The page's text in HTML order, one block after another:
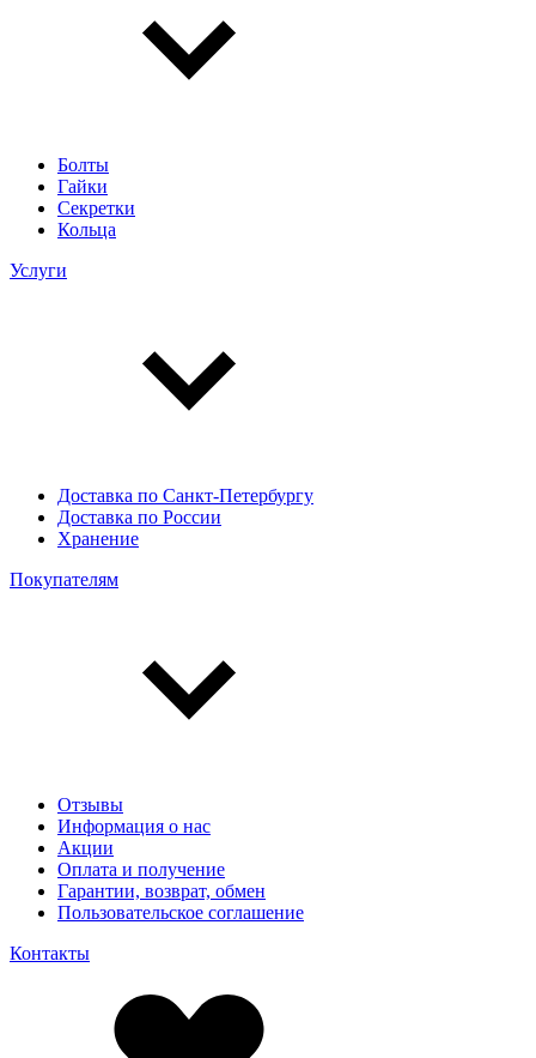
Болты
Гайки
Секретки
Кольца
Услуги
Доставка по Санкт-Петербургу
Доставка по России
Хранение
Покупателям
Отзывы
Информация о нас
Акции
Оплата и получение
Гарантии, возврат, обмен
Пользовательское соглашение
Контакты